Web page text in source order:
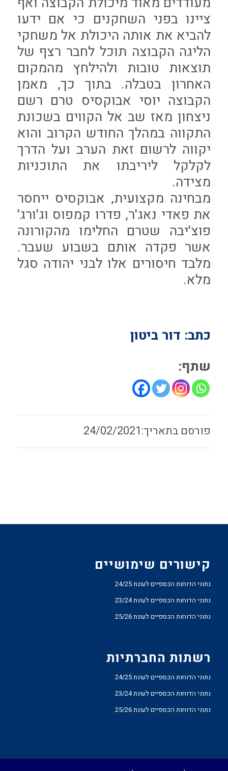
ציינו בפני השחקנים כי אם ידעו
להביא את אותה היכולת אל משחקי
הליגה הקבוצה תוכל לחבר רצף של
תוצאות טובות ולהילחץ מהמקום
האחרון בטבלה. בתוך כך, מאמן
הקבוצה יוסי אבוקסיס טרם רשם
ניצחון מאז שב אל הקווים בשכונת
התקווה במהלך החודש הקרוב והוא
יקווה לרשום זאת הערב ועל הדרך
לקלקל ליריבתו את התוכניות
מצידה.
מבחינה מקצועית, אבוקסיס ייחסר
את פאדי נאג'ר, פדרו קמפוס וג'ורג'
פוצ'יבה שטרם החלימו מהקורונה
אשר פקדה אותם בשבוע שעבר.
מלבד חיסורים אלו לבני יהודה סגל
מלא.
כתב: דור ביטון
שתף:
24/02/2021
קישורים שימושיים
נתוני הדוחות הכספיים לעונת 24/25
נתוני הדוחות הכספיים לעונת 23/24
נתוני הדוחות הכספיים לעונת 25/26
רשתות החברתיות
נתוני הדוחות הכספיים לעונת 24/25
נתוני הדוחות הכספיים לעונת 23/24
נתוני הדוחות הכספיים לעונת 25/26